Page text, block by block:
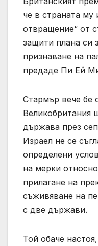
че в страната му
отвращение“ от
защити плана си
признаване на
предаде Пи Ей
Стармър вече бе
Великобритания
държава през
Израел не се
определени
на мерки
прилагане на
съживяване на
с две държави.
Той обаче